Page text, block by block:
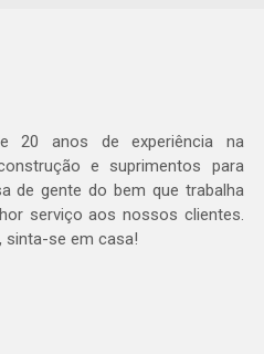
20 anos de experiência na
e suprimentos para
de gente do bem que trabalha
serviço aos nossos clientes.
sinta-se em casa!